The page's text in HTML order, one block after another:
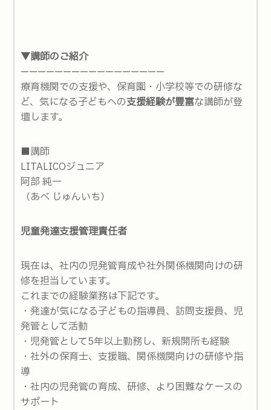
▼講師のご紹介
—————————————————
療育機関での支援や、保育園・小学校等での研修な
ど、気になる子どもへの支援経験が豊富な講師が登
壇します。
■講師
LITALICOジュニア
阿部 純一
（あべ じゅんいち）
児童発達支援管理責任者
現在は、社内の児発管育成や社外関係機関向けの研
修を担当しています。
これまでの経験業務は下記です。
・発達が気になる子どもの指導員、訪問支援員、児
発管として活動
・児発管として5年以上勤務し、新規開所も経験
・社外の保育士、支援職、関係機関向けの研修や指
導
・社内の児発管の育成、研修、より困難なケースの
サポート